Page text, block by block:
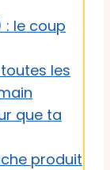
: le coup
les
que ta
produit